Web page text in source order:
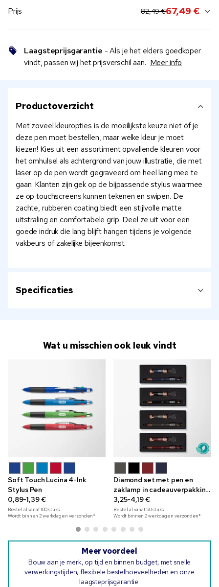
Prijs original price:
82,49 €current sale price:
67,49 €
Laagsteprijsgarantie - Als je het elders goedkoper
vindt, passen wij het prijsverschil aan. Meer info
Productoverzicht
Met zoveel kleuropties is de moeilijkste keuze niet óf je
deze pen moet bestellen, maar welke kleur je moet
kiezen! Kies uit een assortiment opvallende kleuren voor
het omhulsel als achtergrond van jouw illustratie, die met
laser op de pen wordt gegraveerd om heel lang mee te
gaan. Klanten zijn gek op de bijpassende stylus waarmee
ze op touchscreens kunnen tekenen en swipen. De
zachte, rubberen coating biedt een stijlvolle matte
uitstraling en comfortabele grip. Deel ze uit voor een
goede indruk die lang blijft hangen tijdens je volgende
vakbeurs of zakelijke bijeenkomst.
Specificaties
Wat u misschien ook leuk vindt
Soft Touch Lucina 4-Ink
Stylus Pen
0,89-1,39 €
Bestel al vanaf100stuks
Wordt binnen 2 werkdagen verzonden*
Diamond set met pen en
zaklamp in cadeauverpakking
met lint
3,25-4,19 €
Bestel al vanaf50stuks
Wordt binnen 2 werkdagen verzonden*
Meer voordeel
Bouw aan je merk, op tijd en binnen budget, met snelle
verwerkingstijden, flexibele bestelhoeveelheden en onze
laagsteprijsgarantie.